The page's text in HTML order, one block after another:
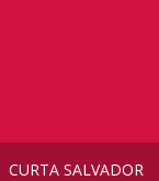
CURTA SALVADOR